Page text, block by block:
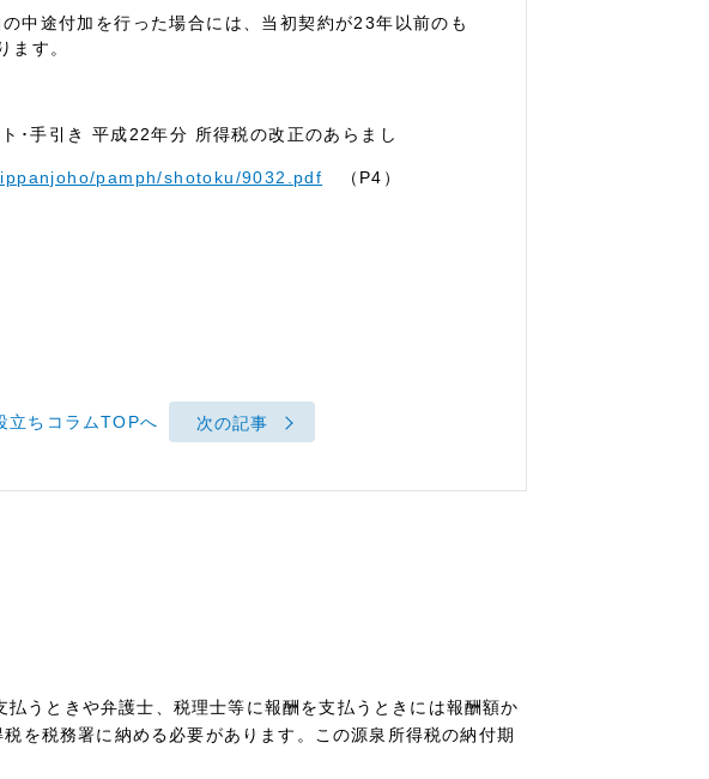
中途付加を行った場合には、当初契約が23年以前のも
ます。
･手引き 平成22年分 所得税の改正のあらまし
pamph/shotoku/9032.pdf （P4）
立ちコラムTOPへ 次の記事
うときや弁護士、税理士等に報酬を支払うときには報酬額か
を税務署に納める必要があります。この源泉所得税の納付期